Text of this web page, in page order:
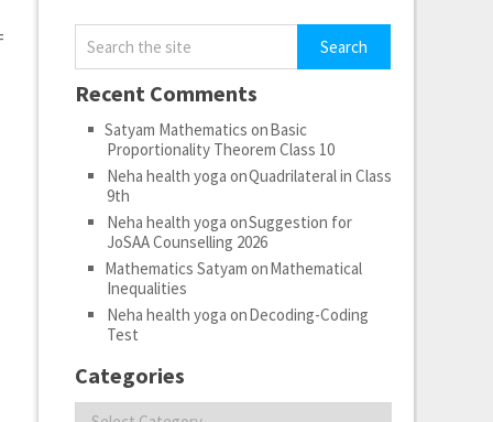
Recent Comments
Satyam Mathematics onBasic
Proportionality Theorem Class 10
Neha health yoga onQuadrilateral in Class
9th
Neha health yoga onSuggestion for
JoSAA Counselling 2026
Mathematics Satyam onMathematical
Inequalities
Neha health yoga onDecoding-Coding
Test
Categories
Categories